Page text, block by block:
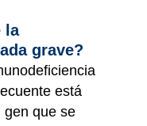
la
grave?
está
gen que se